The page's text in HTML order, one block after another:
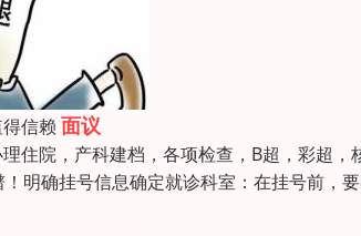
信赖 面议
住院，产科建档，各项检查，B超，彩超
明确挂号信息确定就诊科室：在挂号前，